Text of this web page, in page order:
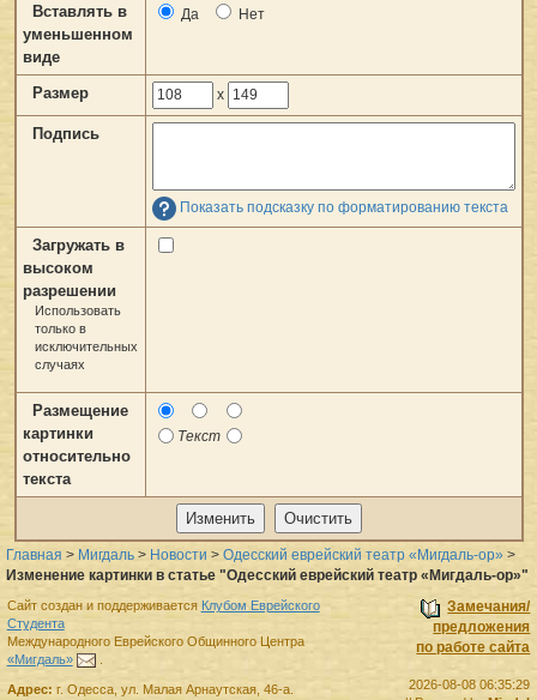
Вставлять в
уменьшенном
виде
Да Нет
Размер x
Подпись
Показать подсказку по форматированию текста
Загружать в
высоком
разрешении
Использовать
только в
исключительных
случаях
Размещение
картинки
относительно
текста
Текст
Главная > Мигдаль > Новости > Одесский еврейский театр «Мигдаль-ор» >
Изменение картинки в статье "Одесский еврейский театр «Мигдаль-ор»"
Замечания/
предложения
по работе сайта
2026-08-08 06:35:29
Сайт создан и поддерживается Клубом Еврейского
Студента
Международного Еврейского Общинного Центра
«Мигдаль»
Адрес: г. Одесса, ул. Малая Арнаутская, 46-а.